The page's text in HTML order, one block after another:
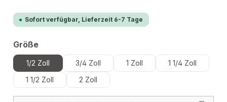
Sofort verfügbar, Lieferzeit 6-7 Tage
Größeauswählen
1/2 Zoll 3/4 Zoll 1 Zoll
1 1/4 Zoll
1 1/2 Zoll
2 Zoll